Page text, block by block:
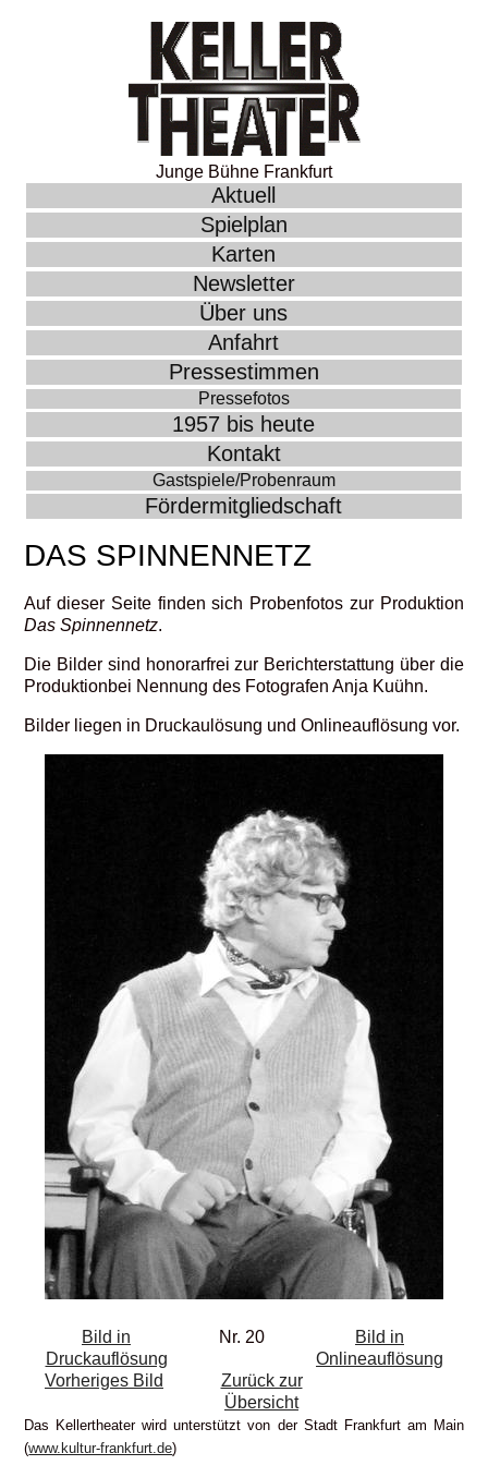
Junge Bühne Frankfurt
Aktuell
Spielplan
Karten
Newsletter
Über uns
Anfahrt
Pressestimmen
Pressefotos
1957 bis heute
Kontakt
Gastspiele/Probenraum
Fördermitgliedschaft
DAS SPINNENNETZ
Auf dieser Seite finden sich Probenfotos zur Produktion
Das Spinnennetz.
Die Bilder sind honorarfrei zur Berichterstattung über die
Produktionbei Nennung des Fotografen Anja Kuühn.
Bilder liegen in Druckaulösung und Onlineauflösung vor.
Bild in
Druckauflösung
Nr. 20
Bild in
Onlineauflösung
Vorheriges Bild
Zurück zur
Übersicht
Das Kellertheater wird unterstützt von der Stadt Frankfurt am Main
(www.kultur-frankfurt.de)